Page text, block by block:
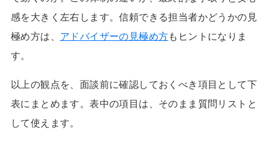
感を大きく左右します。信頼できる担当者かどうかの見
極め方は、 アドバイザーの見極め方もヒントになりま
す。
以上の観点を、面談前に確認しておくべき項目として下
表にまとめます。表中の項目は、そのまま質問リストと
して使えます。